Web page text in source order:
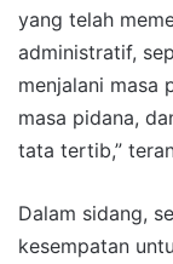
yang telah
administratif,
menjalani masa
masa pidana,
tata tertib,”
Dalam sidang,
kesempatan